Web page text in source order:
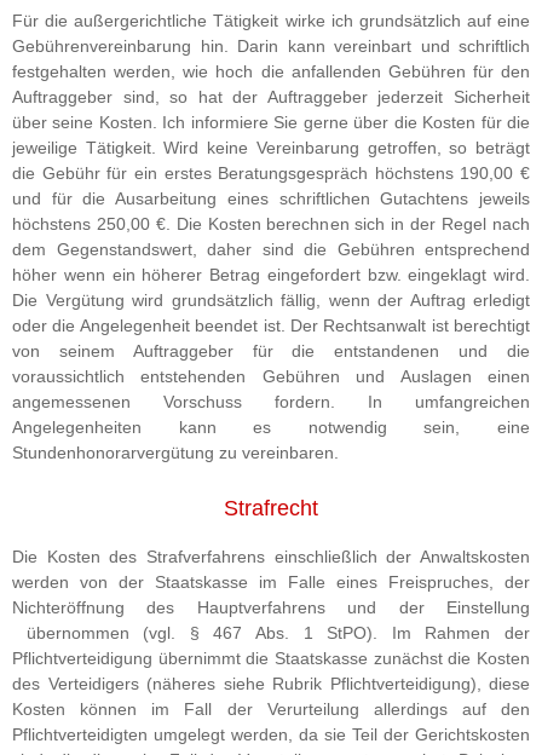
Für die außergerichtliche Tätigkeit wirke ich grundsätzlich auf eine
Gebührenvereinbarung hin. Darin kann vereinbart und schriftlich
festgehalten werden, wie hoch die anfallenden Gebühren für den
Auftraggeber sind, so hat der Auftraggeber jederzeit Sicherheit
über seine Kosten. Ich informiere Sie gerne über die Kosten für die
jeweilige Tätigkeit. Wird keine Vereinbarung getroffen, so beträgt
die Gebühr für ein erstes Beratungsgespräch höchstens 190,00 €
und für die Ausarbeitung eines schriftlichen Gutachtens jeweils
höchstens 250,00 €. Die Kosten berechnen sich in der Regel nach
dem Gegenstandswert, daher sind die Gebühren entsprechend
höher wenn ein höherer Betrag eingefordert bzw. eingeklagt wird.
Die Vergütung wird grundsätzlich fällig, wenn der Auftrag erledigt
oder die Angelegenheit beendet ist. Der Rechtsanwalt ist berechtigt
von seinem Auftraggeber für die entstandenen und die
voraussichtlich entstehenden Gebühren und Auslagen einen
angemessenen Vorschuss fordern. In umfangreichen
Angelegenheiten kann es notwendig sein, eine
Stundenhonorarvergütung zu vereinbaren.
Strafrecht
Die Kosten des Strafverfahrens einschließlich der Anwaltskosten
werden von der Staatskasse im Falle eines Freispruches, der
Nichteröffnung des Hauptverfahrens und der Einstellung
übernommen (vgl. § 467 Abs. 1 StPO). Im Rahmen der
Pflichtverteidigung übernimmt die Staatskasse zunächst die Kosten
des Verteidigers (näheres siehe Rubrik Pflichtverteidigung), diese
Kosten können im Fall der Verurteilung allerdings auf den
Pflichtverteidigten umgelegt werden, da sie Teil der Gerichtskosten